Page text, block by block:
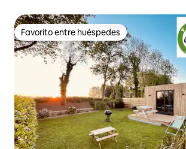
Favorito entre huéspedes
Favorito entre huéspedes